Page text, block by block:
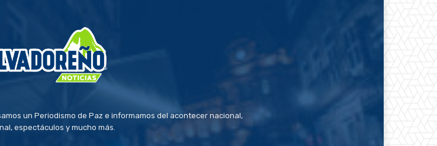
un Periodismo de Paz e informamos del acontecer nacional,
espectáculos y mucho más.